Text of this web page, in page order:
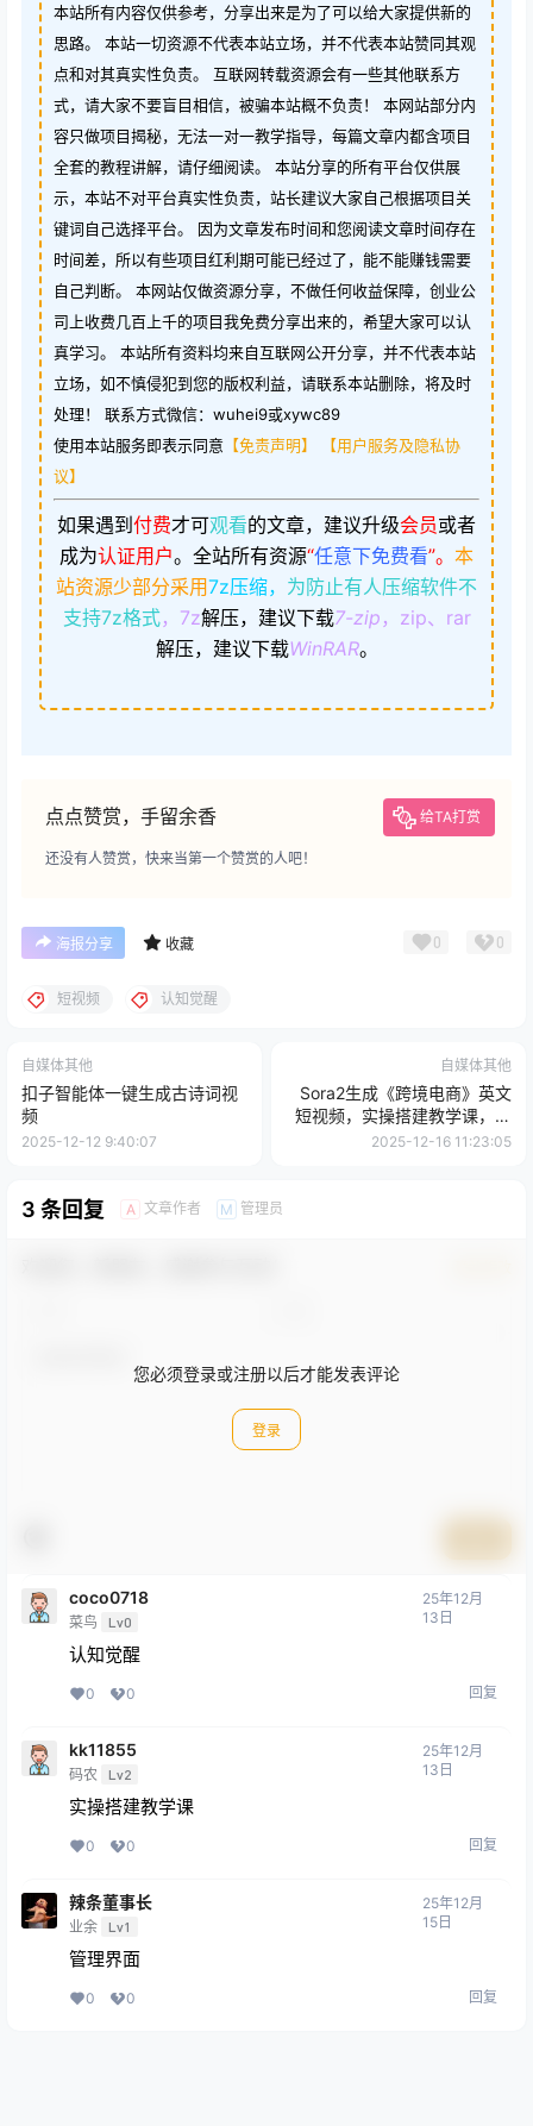
本站所有内容仅供参考，分享出来是为了可以给大家提供新的
思路。 本站一切资源不代表本站立场，并不代表本站赞同其观
点和对其真实性负责。 互联网转载资源会有一些其他联系方
式，请大家不要盲目相信，被骗本站概不负责！ 本网站部分内
容只做项目揭秘，无法一对一教学指导，每篇文章内都含项目
全套的教程讲解，请仔细阅读。 本站分享的所有平台仅供展
示，本站不对平台真实性负责，站长建议大家自己根据项目关
键词自己选择平台。 因为文章发布时间和您阅读文章时间存在
时间差，所以有些项目红利期可能已经过了，能不能赚钱需要
自己判断。 本网站仅做资源分享，不做任何收益保障，创业公
司上收费几百上千的项目我免费分享出来的，希望大家可以认
真学习。 本站所有资料均来自互联网公开分享，并不代表本站
立场，如不慎侵犯到您的版权利益，请联系本站删除，将及时
处理！ 联系方式微信：wuhei9或xywc89
使用本站服务即表示同意 【免责声明】
【用户服务及隐私协
议】
如果遇到付费才可观看的文章，建议升级会员或者
成为认证用户。 全站所有资源“任意下免费看”。 本
站资源少部分采用7z压缩， 为防止有人压缩软件不
支持7z格式，7z解压，建议下载7-zip ，zip、rar
解压，建议下载WinRAR。
点点赞赏，手留余香 给TA打赏
还没有人赞赏，快来当第一个赞赏的人吧！
海报分享 收藏 0 0
短视频 认知觉醒
自媒体其他
扣子智能体一键生成古诗词视
频
2025-12-12 9:40:07
自媒体其他
Sora2生成《跨境电商》英文
短视频，实操搭建教学课，通
俗易懂，包教包会！
2025-12-16 11:23:05
3 条回复 A 文章作者 M 管理员
您必须登录或注册以后才能发表评论
登录
coco0718
菜鸟 Lv0
25年12月
13日
认知觉醒
0 0 回复
kk11855
码农 Lv2
25年12月
13日
实操搭建教学课
0 0 回复
辣条董事长
业余 Lv1
25年12月
15日
管理界面
0 0 回复